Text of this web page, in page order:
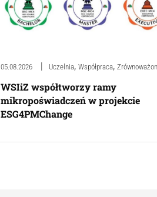
05.08.2026 Uczelnia, Współpraca,
WSIiZ współtworzy ramy
mikropoświadczeń w projekcie
ESG4PMChange